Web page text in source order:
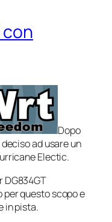
con
Dopo
ad usare un
Electic.
DG834GT
questo scopo e
in pista.